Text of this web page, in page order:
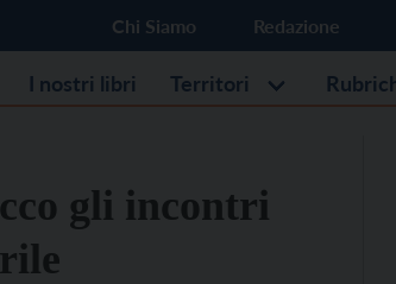
Chi Siamo Redazione
I nostri libri Territori
gli incontri